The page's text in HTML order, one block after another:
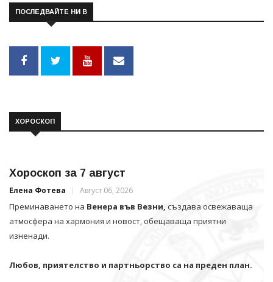
ПОСЛЕДВАЙТЕ НИ В
ХОРОСКОП
Хороскоп за 7 август
Елена Фотева Август 06, 2026
Преминаването на Венера във Везни, създава освежаваща
атмосфера на хармония и новост, обещаваща приятни
изненади.
Любов, приятелство и партньорство са на преден план.